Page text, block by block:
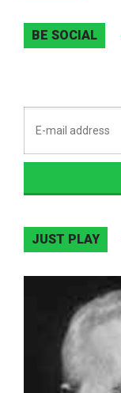
BE SOCIAL
JUST PLAY